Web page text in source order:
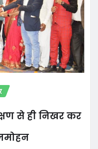
से ही निखर कर